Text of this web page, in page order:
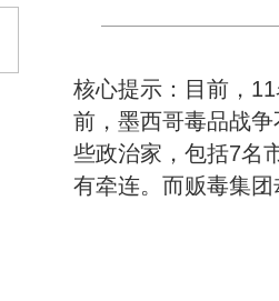
核心提示：目前，
前，墨西哥毒品战
些政治家，包括7名
有牵连。而贩毒集